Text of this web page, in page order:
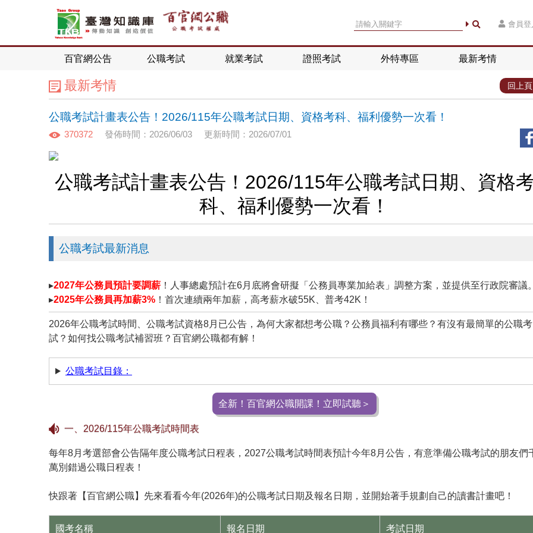
會員登
百官網公告 公職考試 就業考試 證照考試 外特專區 最新考情
最新考情 回上頁
公職考試計畫表公告！2026/115年公職考試日期、資格考科、福利優勢一次看！
370372 發佈時間：2026/06/03 更新時間：2026/07/01
公職考試計畫表公告！2026/115年公職考試日期、資格
科、福利優勢一次看！
公職考試最新消息
▸2027年公務員預計要調薪 ！人事總處預計在6月底將會研擬「公務員專業加給表」調整方案，並提供至行政院審議
▸2025年公務員再加薪3% ！首次連續兩年加薪，高考薪水破55K、普考42K！
2026年公職考試時間、公職考試資格8月已公告，為何大家都想考公職？公務員福利有哪些？有沒有最簡單的公職考
試？如何找公職考試補習班？百官網公職都有解！
公職考試目錄：
全新！百官網公職開課！立即試聽＞
一、2026/115年公職考試時間表
每年8月考選部會公告隔年度公職考試日程表，2027公職考試時間表預計今年8月公告，有意準備公職考試的朋友們
萬別錯過公職日程表！
快跟著【百官網公職】先來看看今年(2026年)的公職考試日期及報名日期，並開始著手規劃自己的讀書計畫吧！
國考名稱 報名日期 考試日期